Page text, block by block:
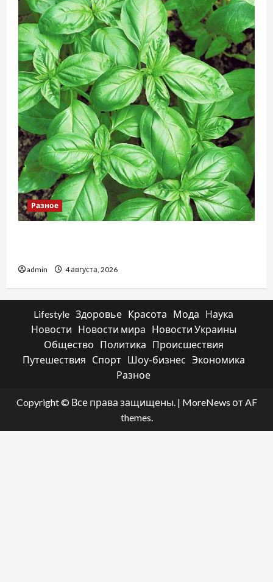
Разное
admin 4 августа, 2026
Lifestyle Здоровье Красота Мода
Наука
Новости
Новости мира
Новости Украины
Общество
Политика
Происшествия
Путешествия
Спорт Шоу-бизнес Экономика
Разное
Copyright © Все права защищены. | MoreNews от AF
themes.